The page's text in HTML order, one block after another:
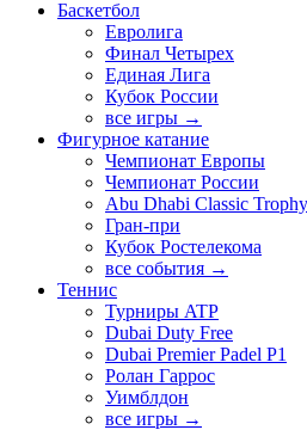
Баскетбол
Евролига
Финал Четырех
Единая Лига
Кубок России
все игры →
Фигурное катание
Чемпионат Европы
Чемпионат России
Abu Dhabi Classic Trophy
Гран-при
Кубок Ростелекома
все события →
Теннис
Турниры ATP
Dubai Duty Free
Dubai Premier Padel P1
Ролан Гаррос
Уимблдон
все игры →